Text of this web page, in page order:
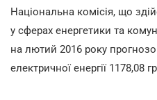
Національна комісія, що
у сферах енергетики та
на лютий 2016 року
електричної енергії 1178,08